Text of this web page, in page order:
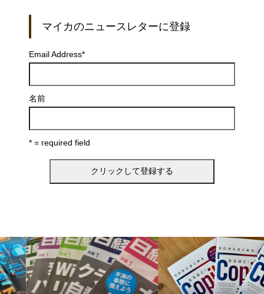
マイカのニュースレターに登録
Email Address*
名前
* = required field